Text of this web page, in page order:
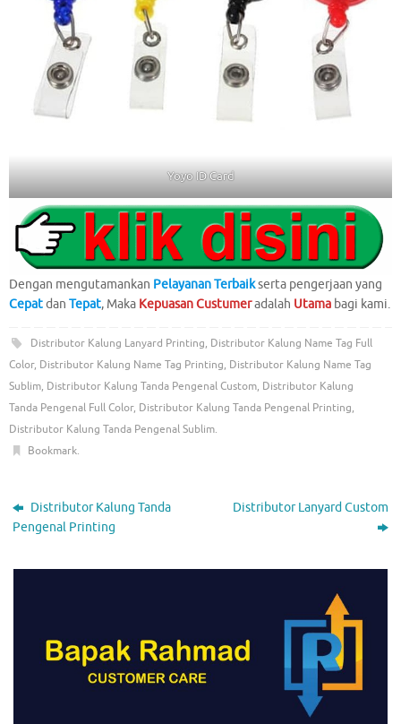
Yoyo ID Card
Dengan mengutamankan Pelayanan Terbaikserta pengerjaan yang
Cepatdan Tepat, Maka Kepuasan Custumeradalah Utama bagi kami.
Distributor Kalung Lanyard Printing, Distributor Kalung Name Tag Full
Color, Distributor Kalung Name Tag Printing, Distributor Kalung Name Tag
Sublim, Distributor Kalung Tanda Pengenal Custom, Distributor Kalung
Tanda Pengenal Full Color, Distributor Kalung Tanda Pengenal Printing,
Distributor Kalung Tanda Pengenal Sublim.
Bookmark.
Distributor Kalung Tanda
Pengenal Printing
Distributor Lanyard Custom